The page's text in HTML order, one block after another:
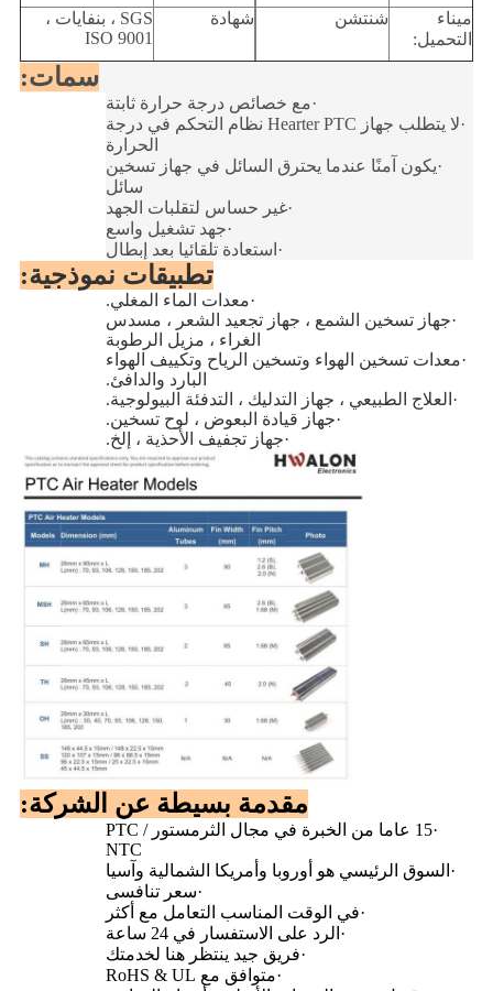
ميناء
التحميل:
شنتشن شهادة
SGS ، بنفايات ،
ISO 9001
سمات:
·مع خصائص درجة حرارة ثابتة
·
لا يتطلب جهاز Hearter PTC نظام التحكم في درجة
الحرارة
·يكون آمنًا عندما يحترق السائل في جهاز تسخين
سائل
·غير حساس لتقلبات الجهد
·جهد تشغيل واسع
· استعادة تلقائيا بعد إبطال
تطبيقات نموذجية:
·معدات الماء المغلي.
·جهاز تسخين الشمع ، جهاز تجعيد الشعر ، مسدس
الغراء ، مزيل الرطوبة
·معدات تسخين الهواء وتسخين الرياح وتكييف الهواء
البارد والدافئ.
· العلاج الطبيعي ، جهاز التدليك ، التدفئة البيولوجية.
·جهاز قيادة البعوض ، لوح تسخين.
·جهاز تجفيف الأحذية ، إلخ.
مقدمة بسيطة عن الشركة:
·
15 عاما من الخبرة في مجال الثرمستور PTC /
NTC
· السوق الرئيسي هو أوروبا وأمريكا الشمالية وآسيا
·سعر تنافسى
·في الوقت المناسب التعامل مع أكثر
· الرد على الاستفسار في 24 ساعة
·فريق جيد ينتظر هنا لخدمتك
·متوافق مع RoHS & UL